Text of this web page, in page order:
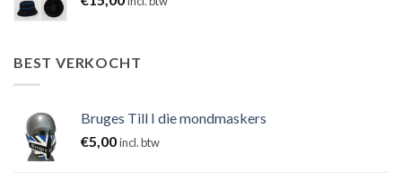
BEST VERKOCHT
Bruges Till I die mondmaskers
€5,00incl. btw